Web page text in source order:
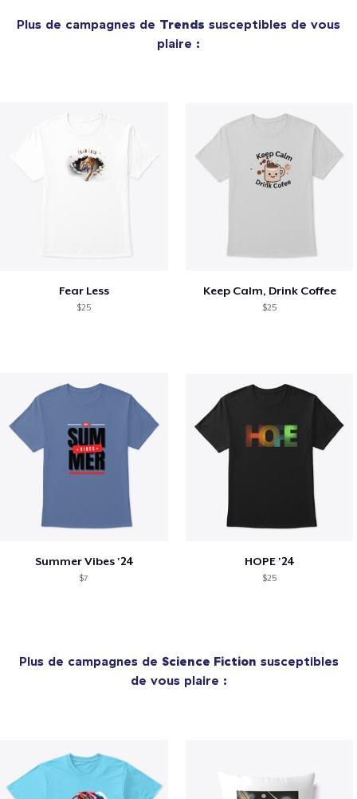
Plus de campagnes de Trends susceptibles de vous
plaire :
Fear Less
$25
Keep Calm, Drink Coffee
$25
Summer Vibes '24
$7
HOPE '24
$25
Plus de campagnes de Science Fiction susceptibles
de vous plaire :